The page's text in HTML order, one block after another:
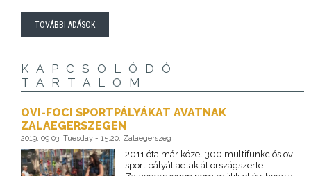
TOVÁBBI ADÁSOK
KAPCSOLÓDÓ
TARTALOM
OVI-FOCI SPORTPÁLYÁKAT AVATNAK
ZALAEGERSZEGEN
2019. 09 03. Tuesday - 15:20, Zalaegerszeg
2011 óta már közel 300 multifunkciós ovi-
sport pályát adtak át országszerte.